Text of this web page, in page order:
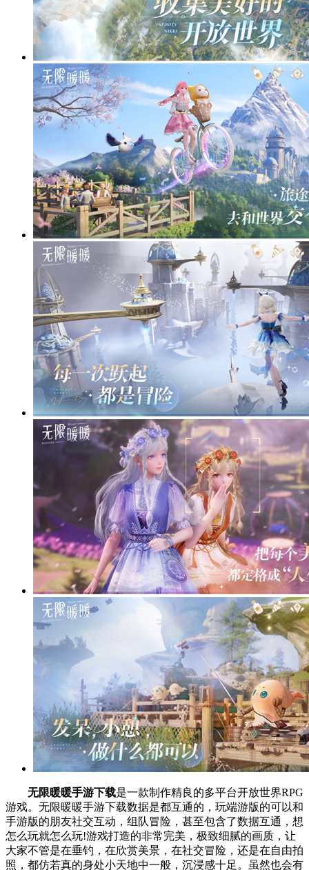
无限暖暖手游下载是一款制作精良的多平台开放世界RPG
游戏。无限暖暖手游下载数据是都互通的，玩端游版的可以和
手游版的朋友社交互动，组队冒险，甚至包含了数据互通，想
怎么玩就怎么玩!游戏打造的非常完美，极致细腻的画质，让
大家不管是在垂钓，在欣赏美景，在社交冒险，还是在自由拍
照，都仿若真的身处小天地中一般，沉浸感十足。虽然也会有